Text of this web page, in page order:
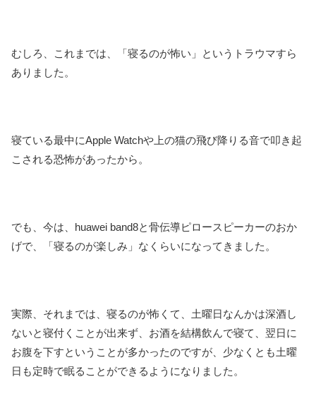
むしろ、これまでは、「寝るのが怖い」というトラウマすら
ありました。
寝ている最中にApple Watchや上の猫の飛び降りる音で叩き起
こされる恐怖があったから。
でも、今は、huawei band8と骨伝導ピロースピーカーのおか
げで、「寝るのが楽しみ」なくらいになってきました。
実際、それまでは、寝るのが怖くて、土曜日なんかは深酒し
ないと寝付くことが出来ず、お酒を結構飲んで寝て、翌日に
お腹を下すということが多かったのですが、少なくとも土曜
日も定時で眠ることができるようになりました。